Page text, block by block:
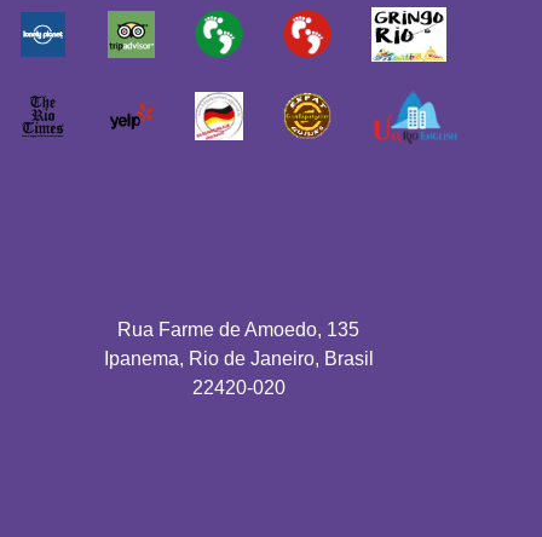
Rua Farme de Amoedo, 135
Ipanema, Rio de Janeiro, Brasil
22420-020